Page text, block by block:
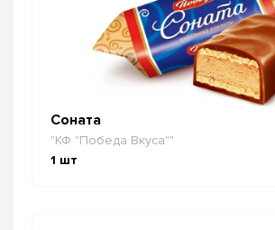
Соната
"КФ "Победа Вкуса""
1 шт